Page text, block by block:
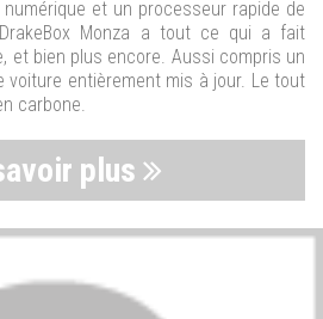
et un processeur rapide de
Monza a tout ce qui a fait
et bien plus encore. Aussi compris un
voiture entièrement mis à jour. Le tout
carbone.
plus